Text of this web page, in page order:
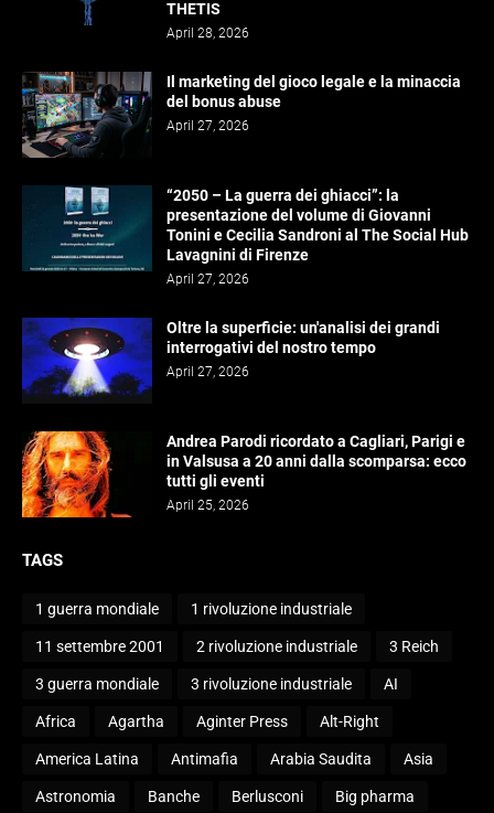
THETIS
April 28, 2026
Il marketing del gioco legale e la minaccia
del bonus abuse
April 27, 2026
“2050 – La guerra dei ghiacci”: la
presentazione del volume di Giovanni
Tonini e Cecilia Sandroni al The Social Hub
Lavagnini di Firenze
April 27, 2026
Oltre la superficie: un'analisi dei grandi
interrogativi del nostro tempo
April 27, 2026
Andrea Parodi ricordato a Cagliari, Parigi e
in Valsusa a 20 anni dalla scomparsa: ecco
tutti gli eventi
April 25, 2026
TAGS
1 guerra mondiale 1 rivoluzione industriale
11 settembre 2001 2 rivoluzione industriale 3 Reich
3 guerra mondiale 3 rivoluzione industriale AI
Africa Agartha Aginter Press Alt-Right
America Latina Antimafia Arabia Saudita Asia
Astronomia Banche Berlusconi Big pharma